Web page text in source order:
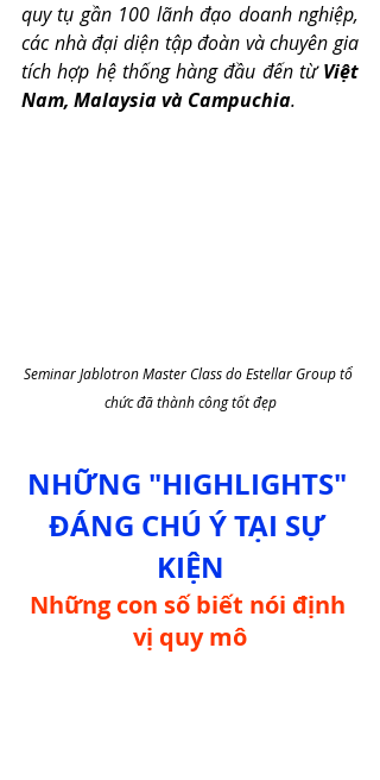
quy tụ gần 100 lãnh đạo doanh nghiệp,
các nhà đại diện tập đoàn và chuyên gia
tích hợp hệ thống hàng đầu đến từ Việt
Nam, Malaysia và Campuchia.
Seminar Jablotron Master Class do Estellar Group tổ
chức đã thành công tốt đẹp
NHỮNG "HIGHLIGHTS"
ĐÁNG CHÚ Ý TẠI SỰ
KIỆN
Những con số biết nói định
vị quy mô